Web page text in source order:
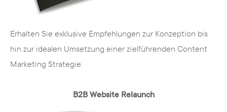
Erhalten Sie exklusive Empfehlungen zur Konzeption bis
hin zur idealen Umsetzung einer zielführenden Content
Marketing Strategie.
B2B Website Relaunch